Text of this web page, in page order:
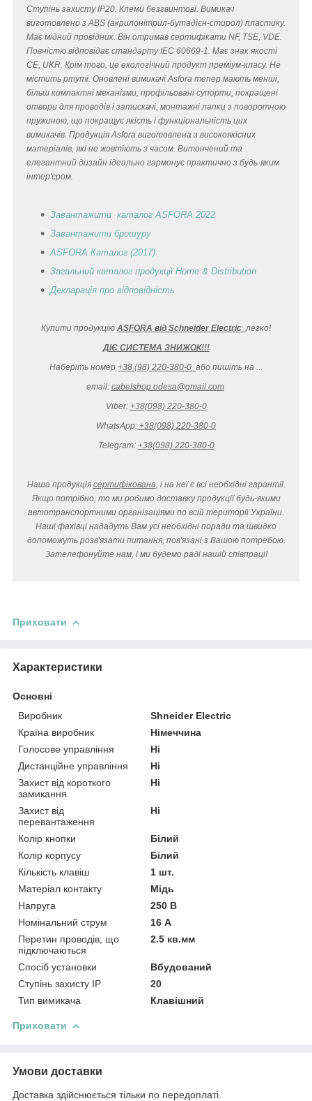
Ступінь захисту IP20. Клеми безгвинтові. Вимикач
виготовлено з ABS (акрилонітрил-бутадієн-стирол) пластику.
Має мідний провідник. Він отримав сертифікати NF, TSE, VDE.
Повністю відповідає стандарту IEC 60669-1. Має знак якості
CE, UKR. Крім того, це екологічний продукт преміум-класу. Не
містить ртуті. Оновлені вимикачі Asfora тепер мають менші,
більш компактні механізми, профільовані супорти, покращені
отвори для проводів і затискачі, монтажні лапки з поворотною
пружиною, що покращує якість і функціональність цих
вимикачів. Продукція Asfora виготовлена з високоякісних
матеріалів, які не жовтіють з часом. Витончений та
елегантний дизайн ідеально гармонує практично з будь-яким
інтер'єром.
Завантажити каталог ASFORA 2022
Завантажити брошуру
ASFORA Каталог (2017)
Загальний каталог продукції Home & Distribution
Декларація про відповідність
Купити продукцію ASFORA від Schneider Electric легко!
ДІЄ СИСТЕМА ЗНИЖОК!!!
Наберіть номер +38 (98) 220-380-0 або пишіть на ...
email: cabelshop.odesa@gmail.com
Viber: +38(098) 220-380-0
WhatsApp: +38(098) 220-380-0
Telegram: +38(098) 220-380-0
Наша продукція сертифікована , і на неї є всі необхідні гарантії.
Якщо потрібно, то ми робимо доставку продукції будь-якими
автотранспортними організаціями по всій території України.
Наші фахівці нададуть Вам усі необхідні поради та швидко
допоможуть розв'язати питання, пов'язані з Вашою потребою.
Зателефонуйте нам, і ми будемо раді нашій співпраці!
Приховати
Характеристики
Основні
Виробник
Shneider Electric
Країна виробник
Німеччина
Голосове управління
Ні
Дистанційне управління
Ні
Захист від короткого
замикання
Ні
Захист від
перевантаження
Ні
Колір кнопки
Білий
Колір корпусу
Білий
Кількість клавіш
1 шт.
Матеріал контакту
Мідь
Напруга
250 В
Номінальний струм
16 А
Перетин проводів, що
підключаються
2.5 кв.мм
Спосіб установки
Вбудований
Ступінь захисту IP
20
Тип вимикача
Клавішний
Приховати
Умови доставки
Доставка здійснюється тільки по передоплаті.